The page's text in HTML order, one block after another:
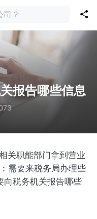
司？
报告哪些信息
关职能部门拿到营业
需要来税务局办理些
向税务机关报告哪些